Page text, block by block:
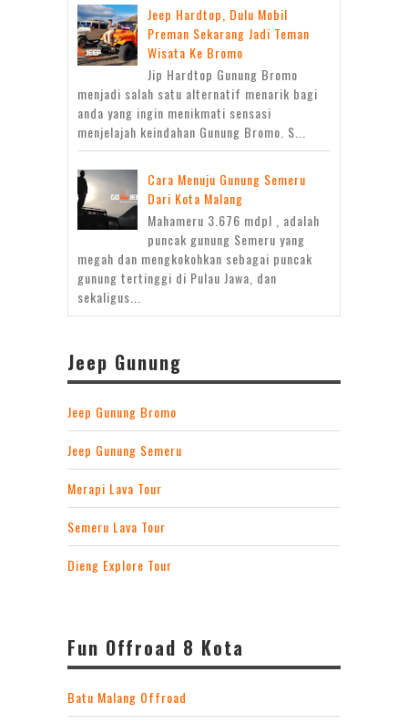
Jeep Hardtop, Dulu Mobil
Preman Sekarang Jadi Teman
Wisata Ke Bromo
Jip Hardtop Gunung Bromo
menjadi salah satu alternatif menarik bagi
anda yang ingin menikmati sensasi
menjelajah keindahan Gunung Bromo. S...
Cara Menuju Gunung Semeru
Dari Kota Malang
Mahameru 3.676 mdpl , adalah
puncak gunung Semeru yang
megah dan mengkokohkan sebagai puncak
gunung tertinggi di Pulau Jawa, dan
sekaligus...
Jeep Gunung
Jeep Gunung Bromo
Jeep Gunung Semeru
Merapi Lava Tour
Semeru Lava Tour
Dieng Explore Tour
Fun Offroad 8 Kota
Batu Malang Offroad